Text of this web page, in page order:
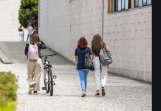
o objetivo é que
[que] passe pela UA
bem e fazer bem algo usando